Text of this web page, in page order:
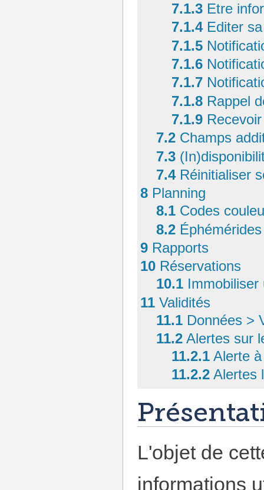
7.1.3 Etre
7.1.4 Editer
7.1.5
7.1.6
7.1.7
7.1.8 Rappel
7.1.9
7.2 Champs
7.3
7.4 Réinitialiser
8 Planning
8.1 Codes
8.2 Éphémérides
9 Rapports
10 Réservations
10.1
11 Validités
11.1 Données >
11.2 Alertes sur
11.2.1 Alerte
11.2.2 Alertes
L'objet de
informations